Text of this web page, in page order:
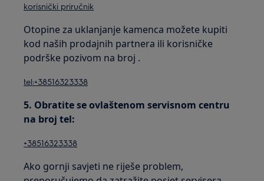
korisnički priručnik
Otopine za uklanjanje kamenca možete kupiti
kod naših prodajnih partnera ili korisničke
podrške pozivom na broj .
tel:+38516323338
5. Obratite se ovlaštenom servisnom centru
na broj tel:
+38516323338
Ako gornji savjeti ne riješe problem,